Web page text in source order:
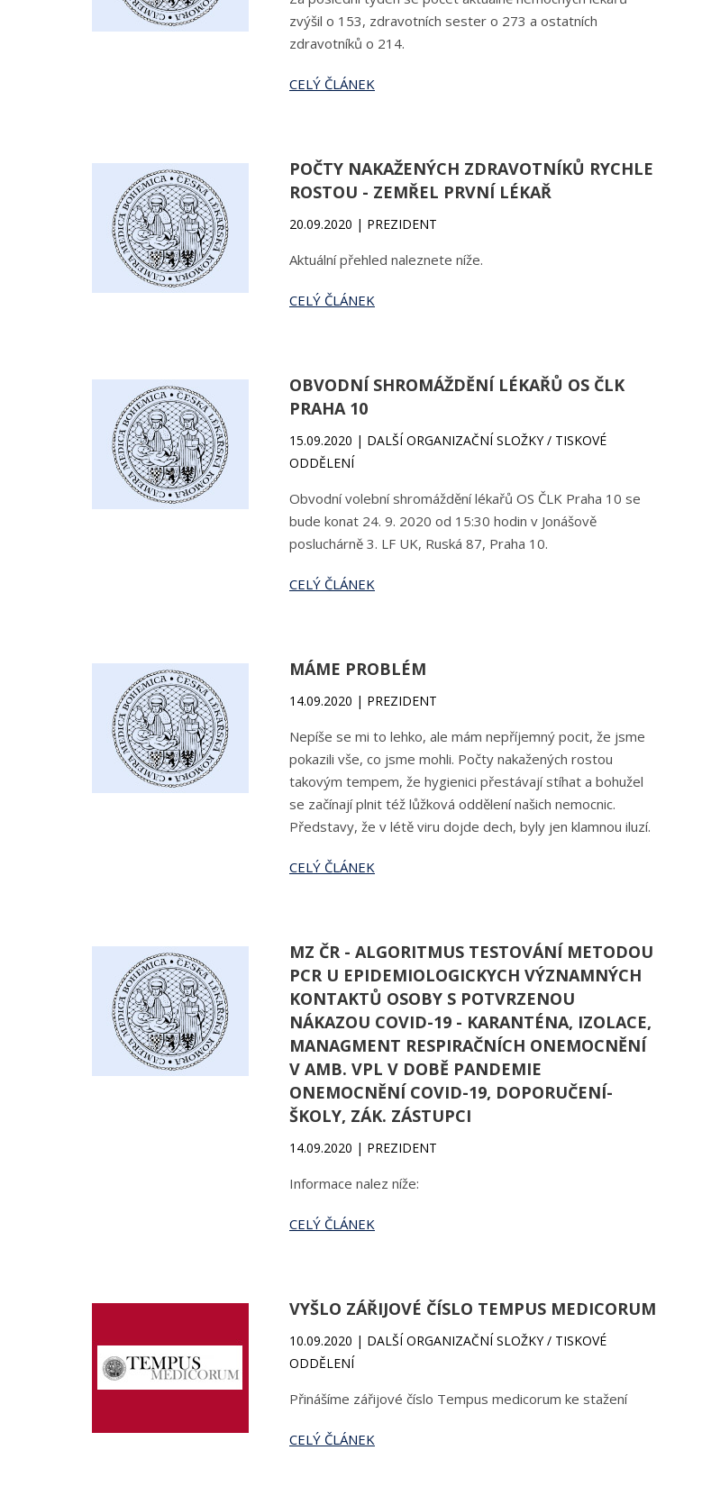
zvýšil o 153, zdravotních sester o 273 a ostatních
zdravotníků o 214.
CELÝ ČLÁNEK
POČTY NAKAŽENÝCH ZDRAVOTNÍKŮ RYCHLE
ROSTOU - ZEMŘEL PRVNÍ LÉKAŘ
20.09.2020 | PREZIDENT
Aktuální přehled naleznete níže.
CELÝ ČLÁNEK
OBVODNÍ SHROMÁŽDĚNÍ LÉKAŘŮ OS ČLK
PRAHA 10
15.09.2020 | DALŠÍ ORGANIZAČNÍ SLOŽKY / TISKOVÉ
ODDĚLENÍ
Obvodní volební shromáždění lékařů OS ČLK Praha 10 se
bude konat 24. 9. 2020 od 15:30 hodin v Jonášově
posluchárně 3. LF UK, Ruská 87, Praha 10.
CELÝ ČLÁNEK
MÁME PROBLÉM
14.09.2020 | PREZIDENT
Nepíše se mi to lehko, ale mám nepříjemný pocit, že jsme
pokazili vše, co jsme mohli. Počty nakažených rostou
takovým tempem, že hygienici přestávají stíhat a bohužel
se začínají plnit též lůžková oddělení našich nemocnic.
Představy, že v létě viru dojde dech, byly jen klamnou iluzí.
CELÝ ČLÁNEK
MZ ČR - ALGORITMUS TESTOVÁNÍ METODOU
PCR U EPIDEMIOLOGICKYCH VÝZNAMNÝCH
KONTAKTŮ OSOBY S POTVRZENOU
NÁKAZOU COVID-19 - KARANTÉNA, IZOLACE,
MANAGMENT RESPIRAČNÍCH ONEMOCNĚNÍ
V AMB. VPL V DOBĚ PANDEMIE
ONEMOCNĚNÍ COVID-19, DOPORUČENÍ-
ŠKOLY, ZÁK. ZÁSTUPCI
14.09.2020 | PREZIDENT
Informace nalez níže:
CELÝ ČLÁNEK
VYŠLO ZÁŘIJOVÉ ČÍSLO TEMPUS MEDICORUM
10.09.2020 | DALŠÍ ORGANIZAČNÍ SLOŽKY / TISKOVÉ
ODDĚLENÍ
Přinášíme zářijové číslo Tempus medicorum ke stažení
CELÝ ČLÁNEK